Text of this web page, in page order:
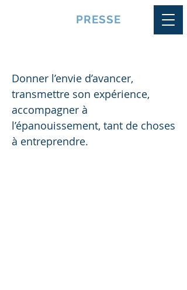
PRESSE
Donner l’envie d’avancer,
transmettre son expérience,
accompagner à
l’épanouissement, tant de choses
à entreprendre.